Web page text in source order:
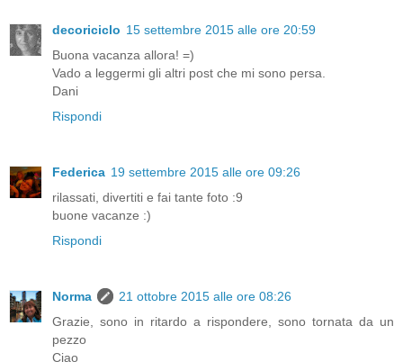
decoriciclo 15 settembre 2015 alle ore 20:59
Buona vacanza allora! =)
Vado a leggermi gli altri post che mi sono persa.
Dani
Rispondi
Federica 19 settembre 2015 alle ore 09:26
rilassati, divertiti e fai tante foto :9
buone vacanze :)
Rispondi
Norma
21 ottobre 2015 alle ore 08:26
Grazie, sono in ritardo a rispondere, sono tornata da un
pezzo
Ciao